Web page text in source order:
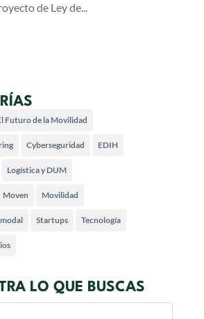
de Ley de...
Futuro de la Movilidad
Cyberseguridad EDIH
Logística y DUM
Moven Movilidad
Startups Tecnología
LO QUE BUSCAS